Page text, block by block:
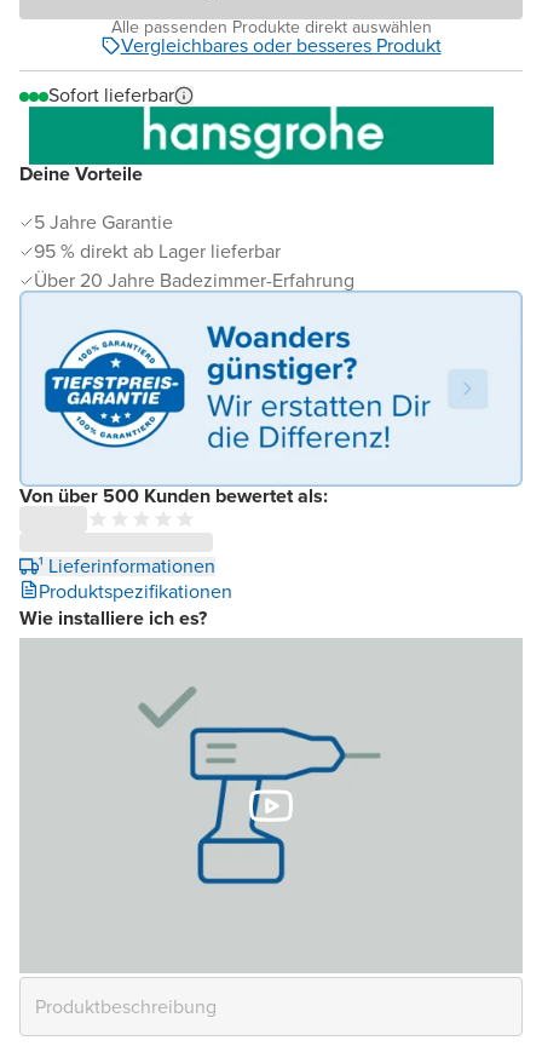
Deine Vorteile
5 Jahre Garantie
95 % direkt ab Lager lieferbar
Über 20 Jahre Badezimmer-Erfahrung
Von über 500 Kunden bewertet als:
¹ Lieferinformationen
Produktspezifikationen
Wie installiere ich es?
Alle passenden Produkte direkt auswählen
Vergleichbares oder besseres Produkt
Sofort lieferbar